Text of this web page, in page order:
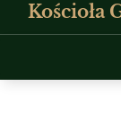
Kościoła